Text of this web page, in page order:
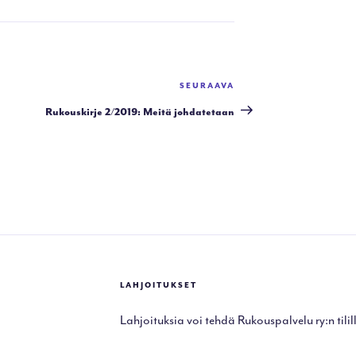
artikkeli
SEURAAVA
Rukouskirje 2/2019: Meitä johdatetaan
LAHJOITUKSET
Lahjoituksia voi tehdä Rukouspalvelu ry:n